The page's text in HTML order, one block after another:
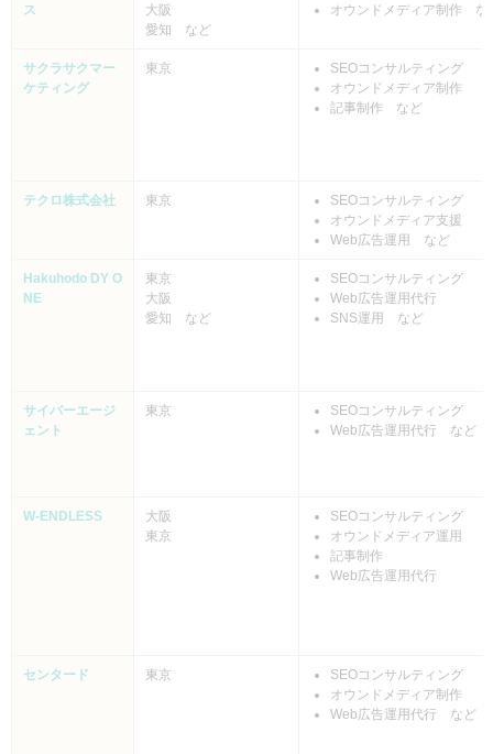
ス
大阪
愛知 など
オウンドメディア制作 な
サクラサクマー
ケティング
東京
SEOコンサルティング
オウンドメディア制作
記事制作 など
テクロ株式会社 東京
SEOコンサルティング
オウンドメディア支援
Web広告運用 など
Hakuhodo DY O
NE
東京
大阪
愛知 など
SEOコンサルティング
Web広告運用代行
SNS運用 など
サイバーエージ
ェント
東京
SEOコンサルティング
Web広告運用代行 など
W-ENDLESS
大阪
東京
SEOコンサルティング
オウンドメディア運用
記事制作
Web広告運用代行
センタード 東京
SEOコンサルティング
オウンドメディア制作
Web広告運用代行 など